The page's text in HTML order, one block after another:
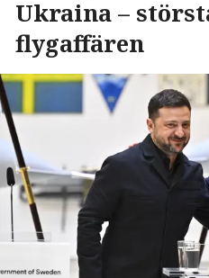
Ukraina –
flygaffären